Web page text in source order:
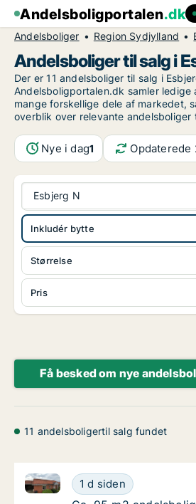
Andelsboligportalen.dk
Andelsboliger Region Sydjylland
Andelsboliger til salg i
Der er 11 andelsboliger til salg i
Andelsboligportalen.dk samler ledige
mange forskellige dele af markedet,
overblik over relevante andelsboliger
Nye i dag1 Opdaterede
Esbjerg N
Størrelse
Pris
Inkludér bytte
Få besked om nye
11 andelsboligertil salg fundet
Ca. 95 m2
1 d siden
Ca. 95 m2 andelsbolig til salg